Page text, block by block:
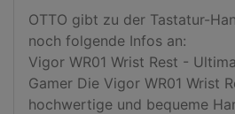
OTTO gibt zu der Tastatur-
noch folgende Infos an:
Vigor WR01 Wrist Rest -
Gamer Die Vigor WR01 Wrist
hochwertige und bequeme